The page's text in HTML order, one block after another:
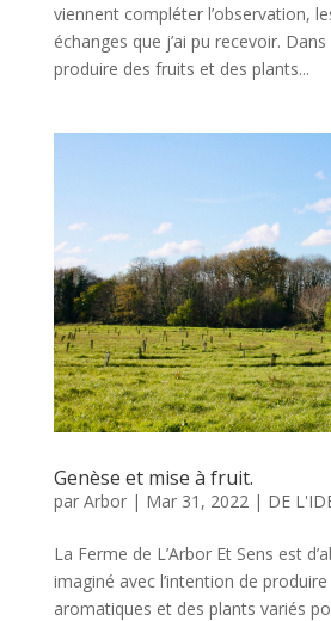
viennent compléter l’observation,
échanges que j’ai pu recevoir. Dans
produire des fruits et des plants...
Genèse et mise à fruit.
par Arbor| Mar 31, 2022| DE
La Ferme de L’Arbor Et Sens est
imaginé avec l’intention de
aromatiques et des plants variés